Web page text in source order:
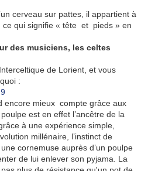
cerveau sur pattes, il appartient à
ce qui signifie « tête et pieds » en
des musiciens, les celtes
de Lorient, et vous
:
encore mieux compte grâce aux
est en effet l’ancêtre de la
à une expérience simple,
millénaire, l’instinct de
cornemuse auprès d’un poulpe
de lui enlever son pyjama. La